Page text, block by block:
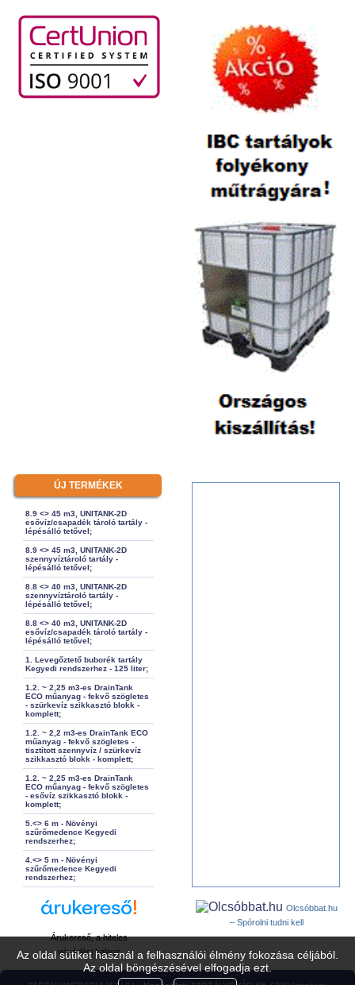
Az oldal sütiket használ a felhasználói élmény fokozása céljából.
Az oldal böngészésével elfogadja ezt.
ÚJ TERMÉKEK
8.9 <> 45 m3, UNITANK-2D
esővíz/csapadék tároló tartály -
lépésálló tetővel;
8.9 <> 45 m3, UNITANK-2D
szennyvíztároló tartály -
lépésálló tetővel;
8.8 <> 40 m3, UNITANK-2D
szennyvíztároló tartály -
lépésálló tetővel;
8.8 <> 40 m3, UNITANK-2D
esővíz/csapadék tároló tartály -
lépésálló tetővel;
1. Levegőztető buborék tartály
Kegyedi rendszerhez - 125 liter;
1.2. ~ 2,25 m3-es DrainTank
ECO műanyag - fekvő szögletes
- szürkevíz szikkasztó blokk -
komplett;
1.2. ~ 2,2 m3-es DrainTank ECO
műanyag - fekvő szögletes -
tisztított szennyvíz / szürkevíz
szikkasztó blokk - komplett;
1.2. ~ 2,25 m3-es DrainTank
ECO műanyag - fekvő szögletes
- esővíz szikkasztó blokk -
komplett;
5.<> 6 m - Növényi
szűrőmedence Kegyedi
rendszerhez;
4.<> 5 m - Növényi
szűrőmedence Kegyedi
rendszerhez;
Árukereső, a hiteles
vásárlási kalauz
Olcsóbbat.hu
– Spórolni tudni kell